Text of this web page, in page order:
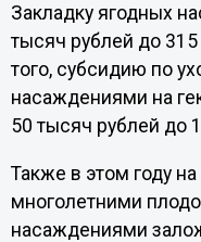
Закладку ягодных
тысяч рублей до
того, субсидию по
насаждениями на
50 тысяч рублей до
Также в этом году на
многолетними
насаждениями